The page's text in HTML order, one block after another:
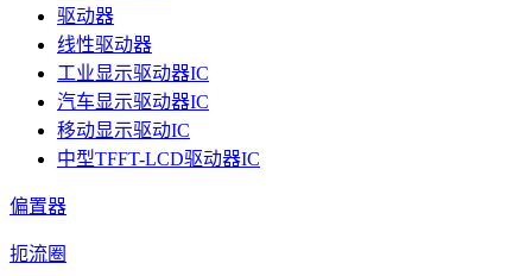
驱动器
线性驱动器
工业显示驱动器IC
汽车显示驱动器IC
移动显示驱动IC
中型TFFT-LCD驱动器IC
偏置器
扼流圈